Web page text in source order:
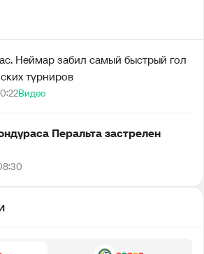
Неймар забил самый быстрый гол
турниров
Видео
Перальта застрелен